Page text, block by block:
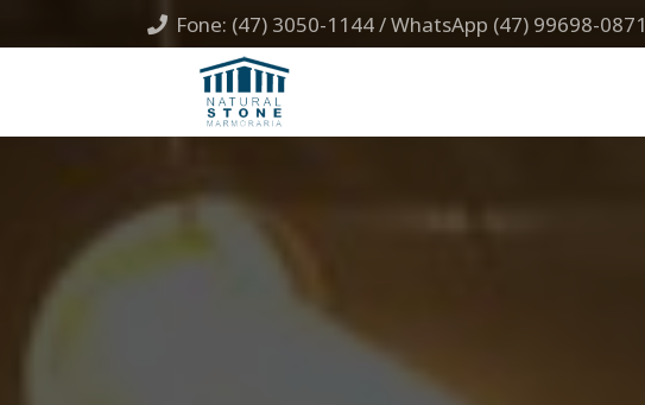
Fone: (47) 3050-1144 / WhatsApp (47) 99698-0871